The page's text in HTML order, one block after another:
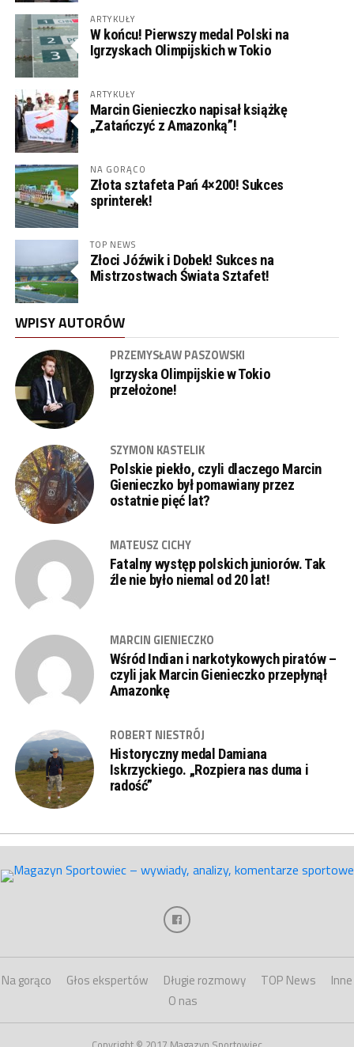
ARTYKUŁY
W końcu! Pierwszy medal Polski na
Igrzyskach Olimpijskich w Tokio
ARTYKUŁY
Marcin Gienieczko napisał książkę
„Zatańczyć z Amazonką”!
NA GORĄCO
Złota sztafeta Pań 4×200! Sukces
sprinterek!
TOP NEWS
Złoci Jóźwik i Dobek! Sukces na
Mistrzostwach Świata Sztafet!
WPISY AUTORÓW
PRZEMYSŁAW PASZOWSKI
Igrzyska Olimpijskie w Tokio
przełożone!
SZYMON KASTELIK
Polskie piekło, czyli dlaczego Marcin
Gienieczko był pomawiany przez
ostatnie pięć lat?
MATEUSZ CICHY
Fatalny występ polskich juniorów. Tak
źle nie było niemal od 20 lat!
MARCIN GIENIECZKO
Wśród Indian i narkotykowych piratów –
czyli jak Marcin Gienieczko przepłynął
Amazonkę
ROBERT NIESTRÓJ
Historyczny medal Damiana
Iskrzyckiego. „Rozpiera nas duma i
radość”
Na gorąco Głos ekspertów Długie rozmowy TOP News
Inne
O nas